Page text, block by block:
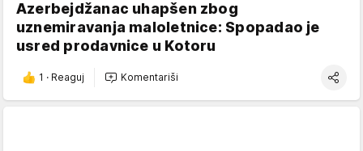
Azerbejdžanac uhapšen zbog
uznemiravanja maloletnice: Spopadao je
usred prodavnice u Kotoru
1 · Reaguj Komentariši